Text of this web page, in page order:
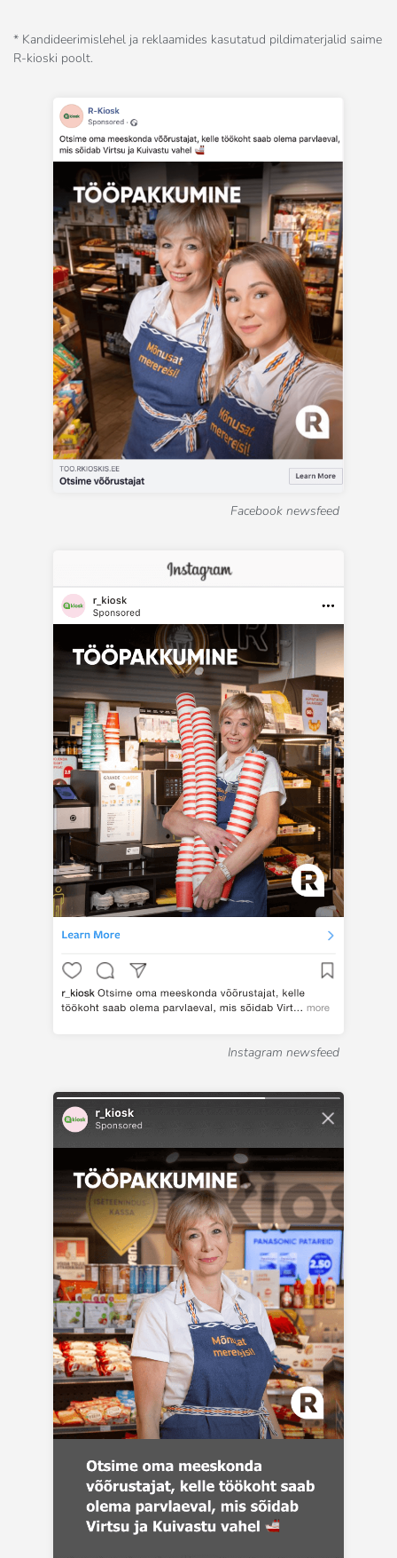
* Kandideerimislehel ja reklaamides kasutatud pildimaterjalid saime
R-kioski poolt.
Facebook newsfeed
Instagram newsfeed